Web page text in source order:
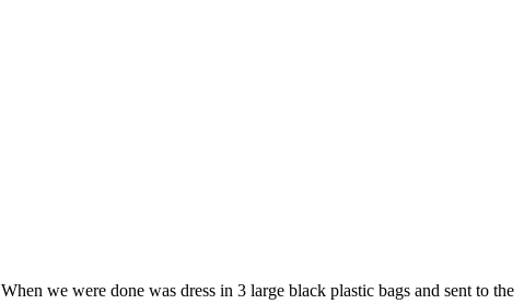
When we were done was dress in 3 large black plastic bags and sent to the